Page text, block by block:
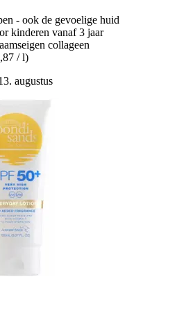
- ook de gevoelige huid
kinderen vanaf 3 jaar
collageen
/ l)
augustus